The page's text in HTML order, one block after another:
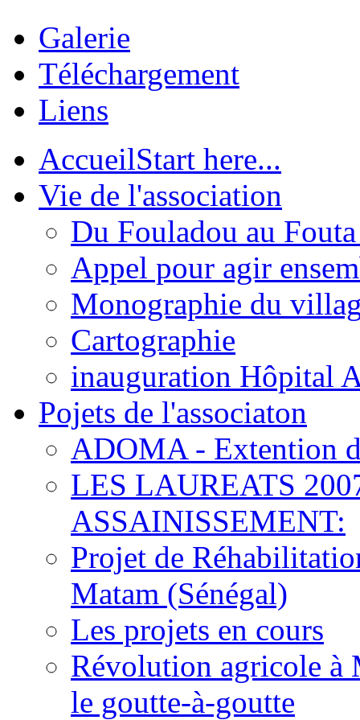
Galerie
Téléchargement
Liens
AccueilStart here...
Vie de l'association
Du Fouladou au
Appel pour agir
Monographie du
Cartographie
inauguration Hôpital
Pojets de l'associaton
ADOMA - Extention
LES LAUREATS
ASSAINISSEMENT:
Projet de
Matam (Sénégal)
Les projets en cours
Révolution agricole à
le goutte-à-goutte